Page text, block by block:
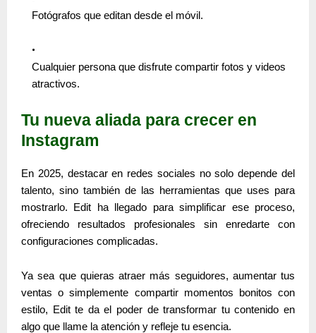
Fotógrafos que editan desde el móvil.
Cualquier persona que disfrute compartir fotos y videos
atractivos.
Tu nueva aliada para crecer en
Instagram
En 2025, destacar en redes sociales no solo depende del
talento, sino también de las herramientas que uses para
mostrarlo. Edit ha llegado para simplificar ese proceso,
ofreciendo resultados profesionales sin enredarte con
configuraciones complicadas.
Ya sea que quieras atraer más seguidores, aumentar tus
ventas o simplemente compartir momentos bonitos con
estilo, Edit te da el poder de transformar tu contenido en
algo que llame la atención y refleje tu esencia.